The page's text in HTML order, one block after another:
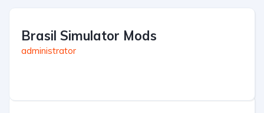
Brasil Simulator Mods
administrator